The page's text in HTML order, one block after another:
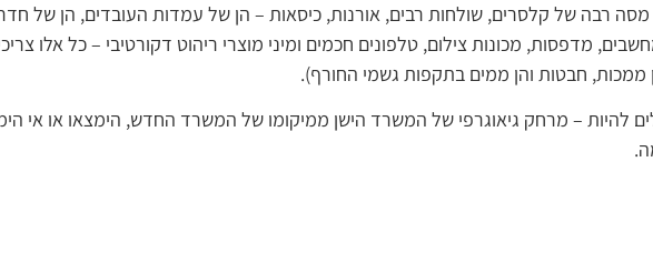
רבה של קלסרים, שולחות רבים, אורנות, כיסאות – הן של עמדות העובדים, הן של
מדפסות, מכונות צילום, טלפונים חכמים ומיני מוצרי ריהוט דקורטיבי – כל אלו
ממכות, חבטות והן ממים בתקפות גשמי החורף).
להיות – מרחק גיאוגרפי של המשרד הישן ממיקומו של המשרד החדש, הימצאו או אי